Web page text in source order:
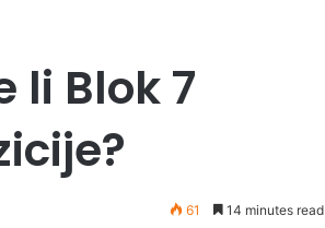
li Blok 7
61 14 minutes read